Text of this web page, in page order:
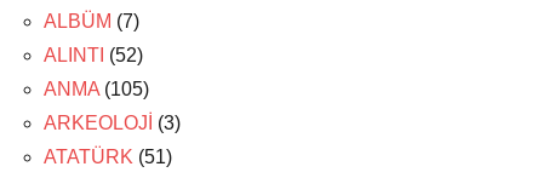
ALBÜM (7)
ALINTI (52)
ANMA (105)
ARKEOLOJİ (3)
ATATÜRK (51)